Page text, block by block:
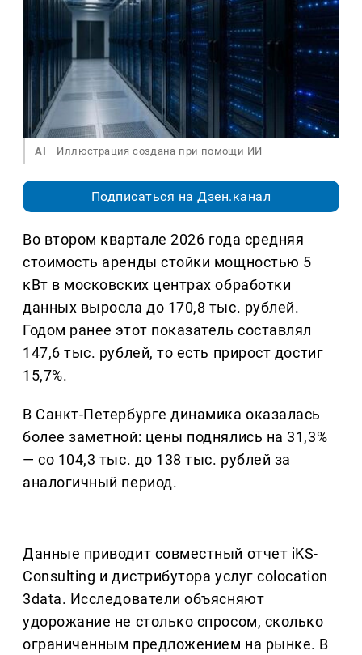
AI Иллюстрация создана при помощи ИИ
Подписаться на Дзен.канал
Во втором квартале 2026 года средняя
стоимость аренды стойки мощностью 5
кВт в московских центрах обработки
данных выросла до 170,8 тыс. рублей.
Годом ранее этот показатель составлял
147,6 тыс. рублей, то есть прирост достиг
15,7%.
В Санкт-Петербурге динамика оказалась
более заметной: цены поднялись на 31,3%
— со 104,3 тыс. до 138 тыс. рублей за
аналогичный период.
Данные приводит совместный отчет iKS-
Consulting и дистрибутора услуг colocation
3data. Исследователи объясняют
удорожание не столько спросом, сколько
ограниченным предложением на рынке. В